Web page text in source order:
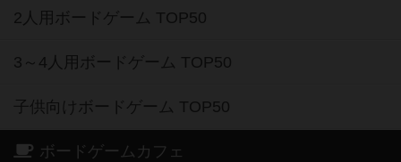
2人用ボードゲーム TOP50
3～4人用ボードゲーム TOP50
子供向けボードゲーム TOP50
ボードゲームカフェ